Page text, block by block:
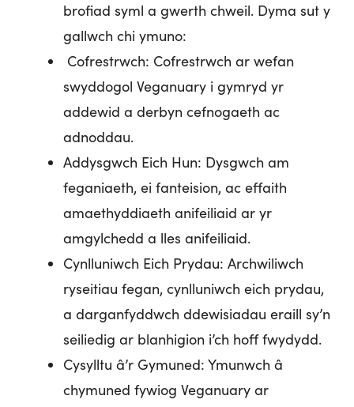
brofiad syml a gwerth chweil. Dyma sut y
gallwch chi ymuno:
Cofrestrwch: Cofrestrwch ar wefan
swyddogol Veganuary i gymryd yr
addewid a derbyn cefnogaeth ac
adnoddau.
Addysgwch Eich Hun: Dysgwch am
feganiaeth, ei fanteision, ac effaith
amaethyddiaeth anifeiliaid ar yr
amgylchedd a lles anifeiliaid.
Cynlluniwch Eich Prydau: Archwiliwch
ryseitiau fegan, cynlluniwch eich prydau,
a darganfyddwch ddewisiadau eraill sy’n
seiliedig ar blanhigion i’ch hoff fwydydd.
Cysylltu â’r Gymuned: Ymunwch â
chymuned fywiog Veganuary ar